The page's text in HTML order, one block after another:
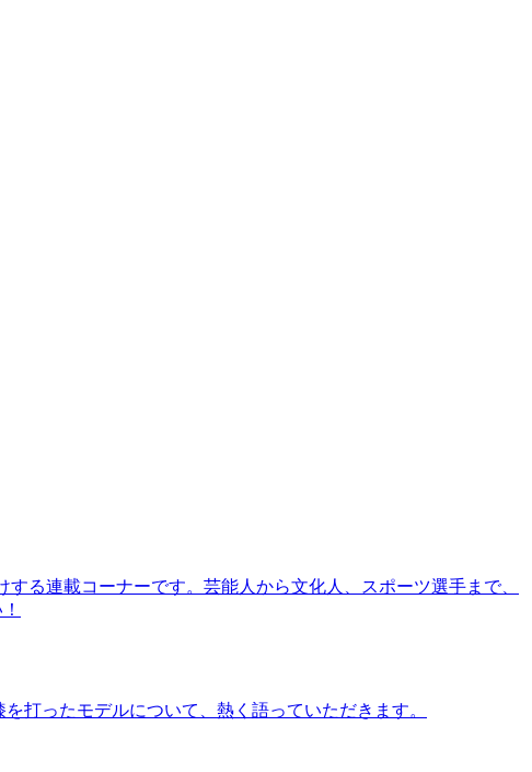
る連載コーナーです。芸能人から文化人、スポーツ選手まで、
打ったモデルについて、熱く語っていただきます。